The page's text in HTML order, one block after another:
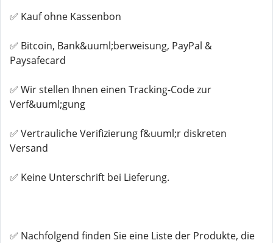
✅ Kauf ohne Kassenbon
✅ Bitcoin, Bank&uuml;berweisung, PayPal &
Paysafecard
✅ Wir stellen Ihnen einen Tracking-Code zur
Verf&uuml;gung
✅ Vertrauliche Verifizierung f&uuml;r diskreten
Versand
✅ Keine Unterschrift bei Lieferung.
✅ Nachfolgend finden Sie eine Liste der Produkte, die